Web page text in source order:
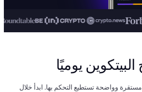
البيتكوين يوميًا
وواضحة تستطيع التحكم بها. ابدأ خلال